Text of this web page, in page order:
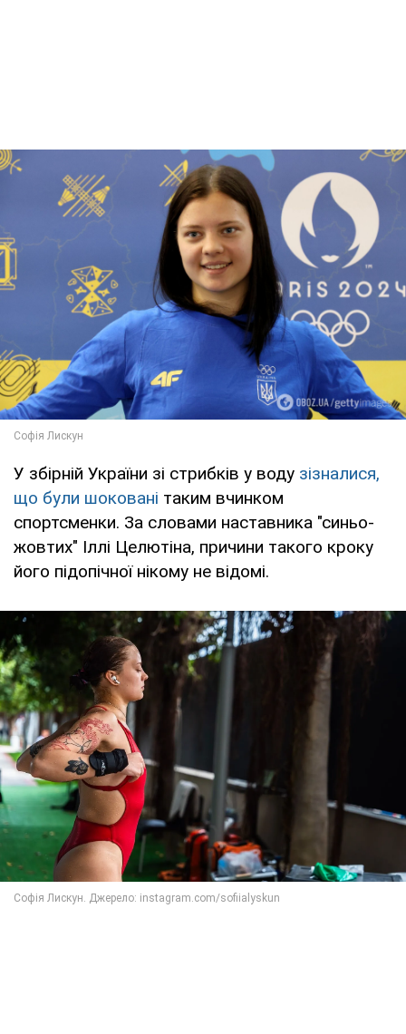
У збірній України зі стрибків у воду зізналися,
що були шоковані таким вчинком
спортсменки. За словами наставника "синьо-
жовтих" Іллі Целютіна, причини такого кроку
його підопічної нікому не відомі.